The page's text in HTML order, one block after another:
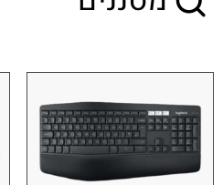
Dell(2)
JABRA(3)